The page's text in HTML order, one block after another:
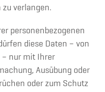
zu verlangen.
personenbezogenen
diese Daten – von
– nur mit Ihrer
Ausübung oder
oder zum Schutz